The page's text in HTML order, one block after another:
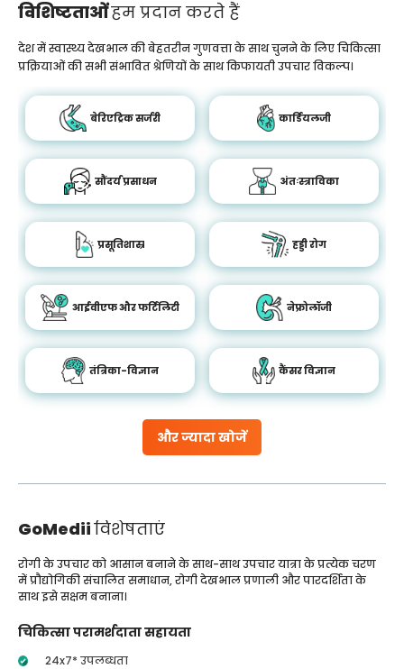
विशिष्टताओंहम प्रदान करते हैं
और ज्यादा खोजें
देश में स्वास्थ्य देखभाल की बेहतरीन गुणवत्ता के साथ चुनने के लिए चिकित्सा
प्रक्रियाओं की सभी संभावित श्रेणियों के साथ किफायती उपचार विकल्प।
बेरिएट्रिक सर्जरी कार्डियलजी
सौंदर्य प्रसाधन अंतःस्त्राविका
प्रसूतिशास्र हड्डी रोग
आईवीएफ और फर्टिलिटी नेफ्रोलॉजी
तंत्रिका-विज्ञान कैंसर विज्ञान
GoMediiविशेषताएं
रोगी के उपचार को आसान बनाने के साथ-साथ उपचार यात्रा के प्रत्येक चरण
में प्रौद्योगिकी संचालित समाधान, रोगी देखभाल प्रणाली और पारदर्शिता के
साथ इसे सक्षम बनाना।
चिकित्सा परामर्शदाता सहायता
24x7* उपलब्धता